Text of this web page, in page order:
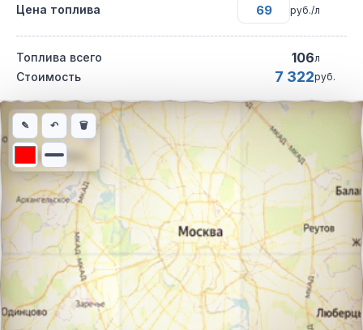
Цена топлива руб./л
Топлива всего 106л
Стоимость 7 322руб.
Интерактивная карта автомобильного маршрута из города
✎ ↶ 🗑